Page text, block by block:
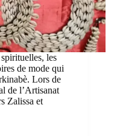
les
de mode qui
Lors de
de l’Artisanat
Zalissa et